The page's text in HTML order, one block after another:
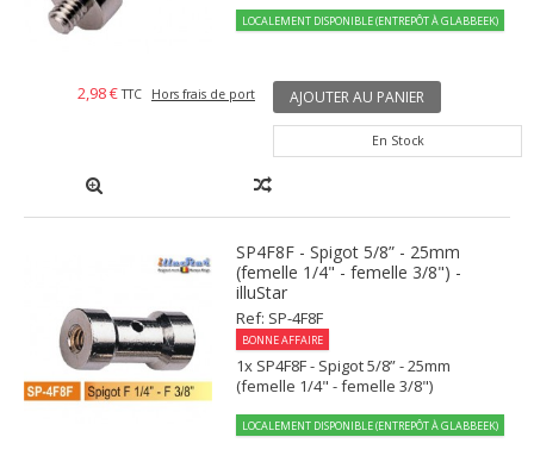
LOCALEMENT DISPONIBLE (ENTREPÔT À GLABBEEK)
2,98 € TTC Hors frais de port AJOUTER AU PANIER
En Stock
SP4F8F - Spigot 5/8” - 25mm
(femelle 1/4" - femelle 3/8") -
illuStar
Ref: SP-4F8F
BONNE AFFAIRE
1x SP4F8F - Spigot 5/8” - 25mm
(femelle 1/4" - femelle 3/8")
LOCALEMENT DISPONIBLE (ENTREPÔT À GLABBEEK)